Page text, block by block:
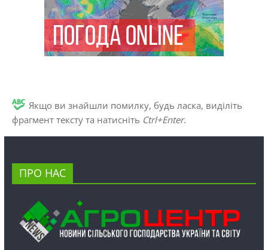
Якщо ви знайшли помилку, будь ласка, виділіть
фрагмент тексту та натисніть Ctrl+Enter.
ПРО НАС